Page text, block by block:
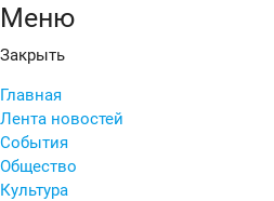
Меню
Закрыть
Главная
Лента новостей
События
Общество
Культура